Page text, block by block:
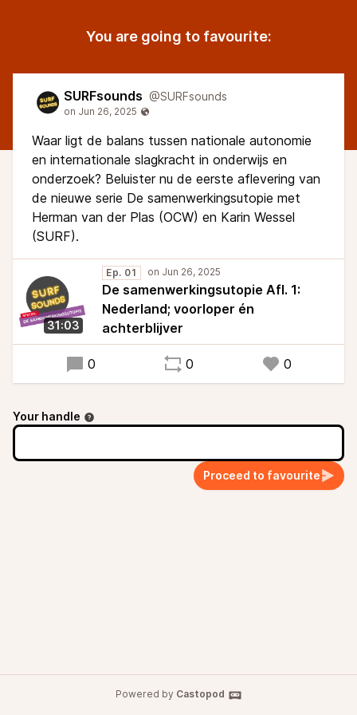
You are going to favourite:
SURFsounds @SURFsounds
Waar ligt de balans tussen nationale autonomie
en internationale slagkracht in onderwijs en
onderzoek? Beluister nu de eerste aflevering van
de nieuwe serie De samenwerkingsutopie met
Herman van der Plas (OCW) en Karin Wessel
(SURF).
31:03
Ep. 01
De samenwerkingsutopie Afl. 1:
Nederland; voorloper én
achterblijver
0 0 0
Your handle
Proceed to favourite
Powered by Castopod